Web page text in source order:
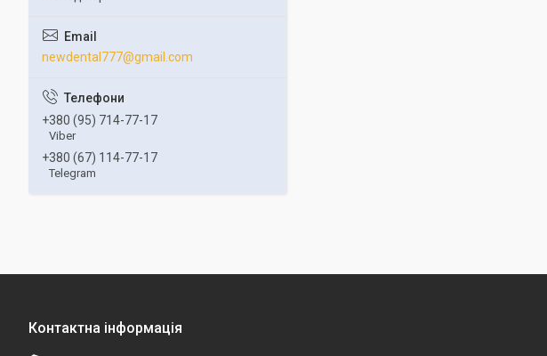
newdental777@gmail.com
+380 (95) 714-77-17
Viber
+380 (67) 114-77-17
Telegram